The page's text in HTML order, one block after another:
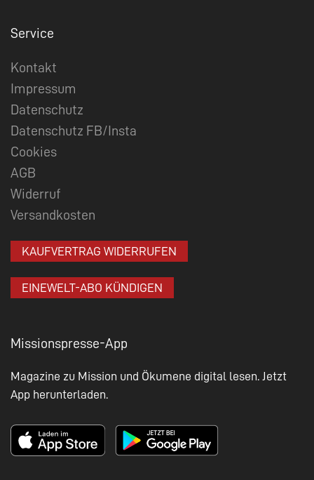
Service
Kontakt
Impressum
Datenschutz
Datenschutz FB/Insta
Cookies
AGB
Widerruf
Versandkosten
KAUFVERTRAG WIDERRUFEN
EINEWELT-ABO KÜNDIGEN
Missionspresse-App
Magazine zu Mission und Ökumene digital lesen. Jetzt
App herunterladen.